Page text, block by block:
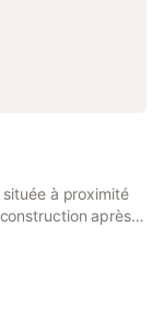
à proximité
après
des
le temps en
étage est